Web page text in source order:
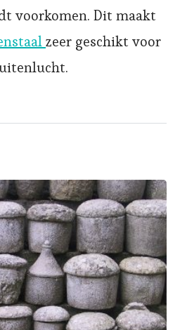
voorkomen. Dit maakt
zeer geschikt voor